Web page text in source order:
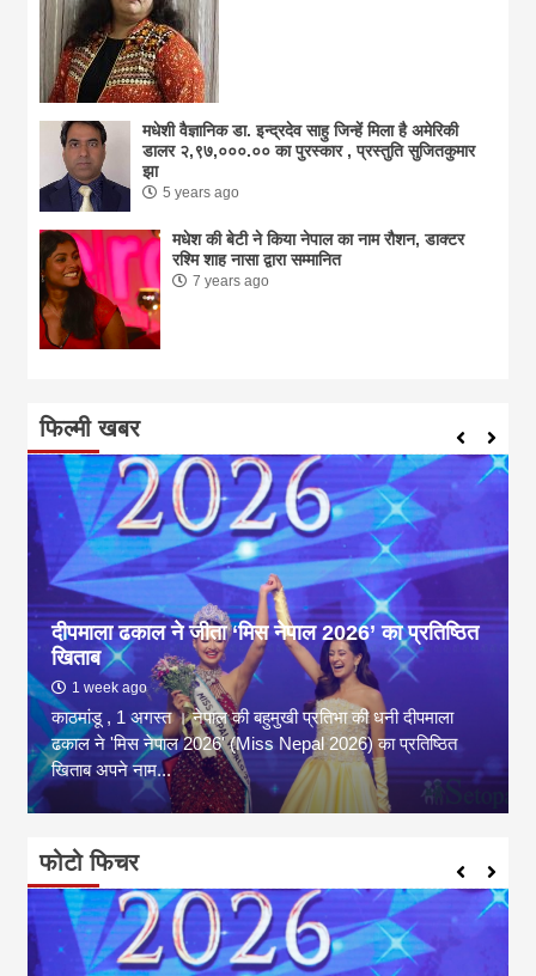
मधेशी वैज्ञानिक डा. इन्द्रदेव साहु जिन्हें मिला है अमेरिकी
डालर २,९७,०००.०० का पुरस्कार , प्रस्तुति सुजितकुमार
झा
5 years ago
मधेश की बेटी ने किया नेपाल का नाम राैशन, डाक्टर
रश्मि शाह नासा द्वारा सम्मानित
7 years ago
फिल्मी खबर
दीपमाला ढकाल ने जीता ‘मिस नेपाल 2026’ का प्रतिष्ठित
खिताब
1 week ago
काठमांडू , 1 अगस्त । नेपाल की बहुमुखी प्रतिभा की धनी दीपमाला
ढकाल ने 'मिस नेपाल 2026' (Miss Nepal 2026) का प्रतिष्ठित
खिताब अपने नाम...
फोटो फिचर